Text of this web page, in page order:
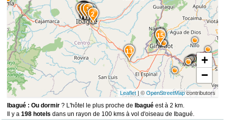
15
14
13
11
10
9
8
7
6
54
3
2
1
+
−
Leaflet| © OpenStreetMapcontributors
Ibagué : Ou dormir ? L'hôtel le plus proche de Ibagué est à 2 km.
Il y a198 hotels dans un rayon de 100 kms à vol d'oiseau de Ibagué.